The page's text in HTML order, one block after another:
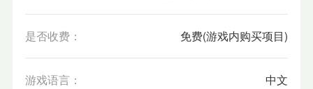
是否收费： 免费(游戏内购买项目)
游戏语言： 中文